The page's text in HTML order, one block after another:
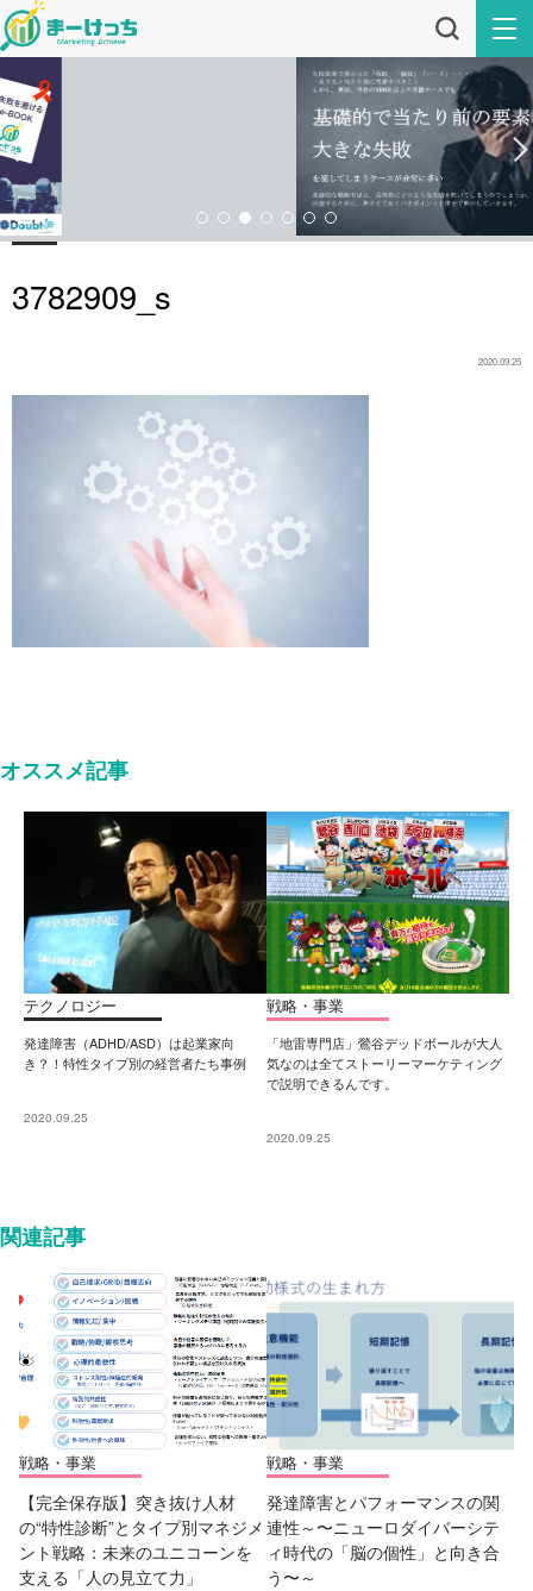
3782909_s
2020.09.25
オススメ記事
テクノロジー
発達障害（ADHD/ASD）は起業家向
き？！特性タイプ別の経営者たち事例
2020.09.25
戦略・事業
「地雷専門店」鶯谷デッドボールが大人
気なのは全てストーリーマーケティング
で説明できるんです。
2020.09.25
関連記事
戦略・事業
【完全保存版】突き抜け人材
の“特性診断”とタイプ別マネジメ
ント戦略：未来のユニコーンを
支える「人の見立て力」
戦略・事業
発達障害とパフォーマンスの関
連性～〜ニューロダイバーシテ
ィ時代の「脳の個性」と向き合
う〜～